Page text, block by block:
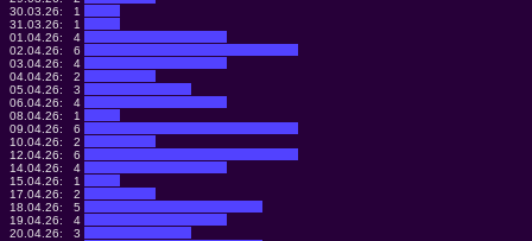
30.03.26:
1
31.03.26:
1
01.04.26:
4
02.04.26:
6
03.04.26:
4
04.04.26:
2
05.04.26:
3
06.04.26:
4
08.04.26:
1
09.04.26:
6
10.04.26:
2
12.04.26:
6
14.04.26:
4
15.04.26:
1
17.04.26:
2
18.04.26:
5
19.04.26:
4
20.04.26:
3